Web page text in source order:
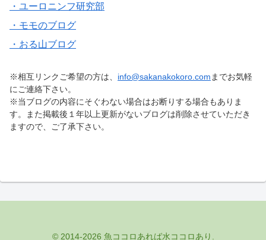
・ユーロニンフ研究部
・モモのブログ
・おる山ブログ
※相互リンクご希望の方は、 info@sakanakokoro.com までお気軽
にご連絡下さい。
※当ブログの内容にそぐわない場合はお断りする場合もありま
す。また掲載後１年以上更新がないブログは削除させていただき
ますので、ご了承下さい。
© 2014-2026 魚ココロあれば水ココロあり.